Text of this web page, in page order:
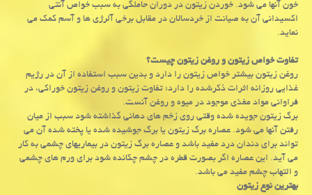
خون آنها می شود. خوردن زیتون در دوران حاملگی به سبب خواص آنتی
اکسیدانی آن به صیانت از خردسالان در مقابل برخی آلرژی ها و آسم کمک می
نماید.
تفاوت خواص زیتون و روغن زیتون چیست؟
روغن زیتون بیشتر خواص زیتون را دارد و بدین سبب استفاده از آن در رژیم
غذایی روزانه اثرات ذکرشده را دارد؛ تفاوت زیتون و روغن زیتون خوراکی، در
فراوانی مواد مغذی موجود در میوه و روغن آنست.
برگ زیتون جویده شده وقتی روی زخم های دهانی گذاشته شود سبب از میان
رفتن آنها می شود. عصاره برگ زیتون یا برگ جوشیده شده یا پخته شده آن می
تواند برای دندان درد مفید باشد و عصاره برگ زیتون در بیماریهای چشمی به کار
می آید. این عصاره اگر بصورت قطره در چشم چکانده شود برای ورم های چشمی
و التهاب چشم مفید می باشد.
بهترین نوع زیتون